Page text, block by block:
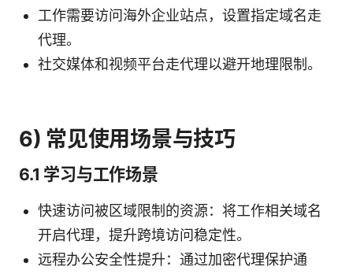
工作需要访问海外企业站点，设置指定域名走
代理。
社交媒体和视频平台走代理以避开地理限制。
6) 常见使用场景与技巧
6.1 学习与工作场景
快速访问被区域限制的资源：将工作相关域名
开启代理，提升跨境访问稳定性。
远程办公安全性提升：通过加密代理保护通